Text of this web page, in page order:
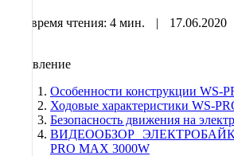
время чтения: 4 мин. | 17.06.2020
Оглавление
Особенности конструкции WS-
Ходовые характеристики WS-
Безопасность движения на
ВИДЕООБЗОР
PRO MAX 3000W